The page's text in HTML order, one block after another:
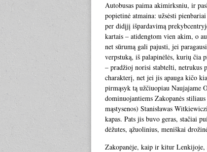
Autobusas paima akimirksniu, ir
popietinė atmaina: užsėsti
per didįjį išpardavimą
kartais – atidengtom vien akim, o
net sūrumą gali pajusti, jei
verpstuką, iš palapinėlės, kurių čia
– pradžioj norisi stabtelti, netrukus
charakterį, net jei jis apauga kičo
pirmąsyk tą užčiuopiau Naujajame
dominuojantiems Zakopanės
mąstysenos) Stanisławas
kapas. Pats jis buvo geras, stačiai
dėžutes, ąžuolinius, meniškai
Zakopanėje, kaip ir kitur Lenkijoje,